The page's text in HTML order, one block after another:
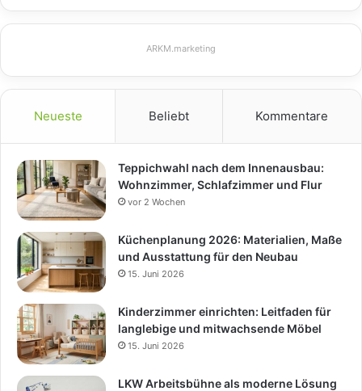
ARKM.marketing
Neueste Beliebt Kommentare
Teppichwahl nach dem Innenausbau:
Wohnzimmer, Schlafzimmer und Flur
vor 2 Wochen
Küchenplanung 2026: Materialien, Maße
und Ausstattung für den Neubau
15. Juni 2026
Kinderzimmer einrichten: Leitfaden für
langlebige und mitwachsende Möbel
15. Juni 2026
LKW Arbeitsbühne als moderne Lösung